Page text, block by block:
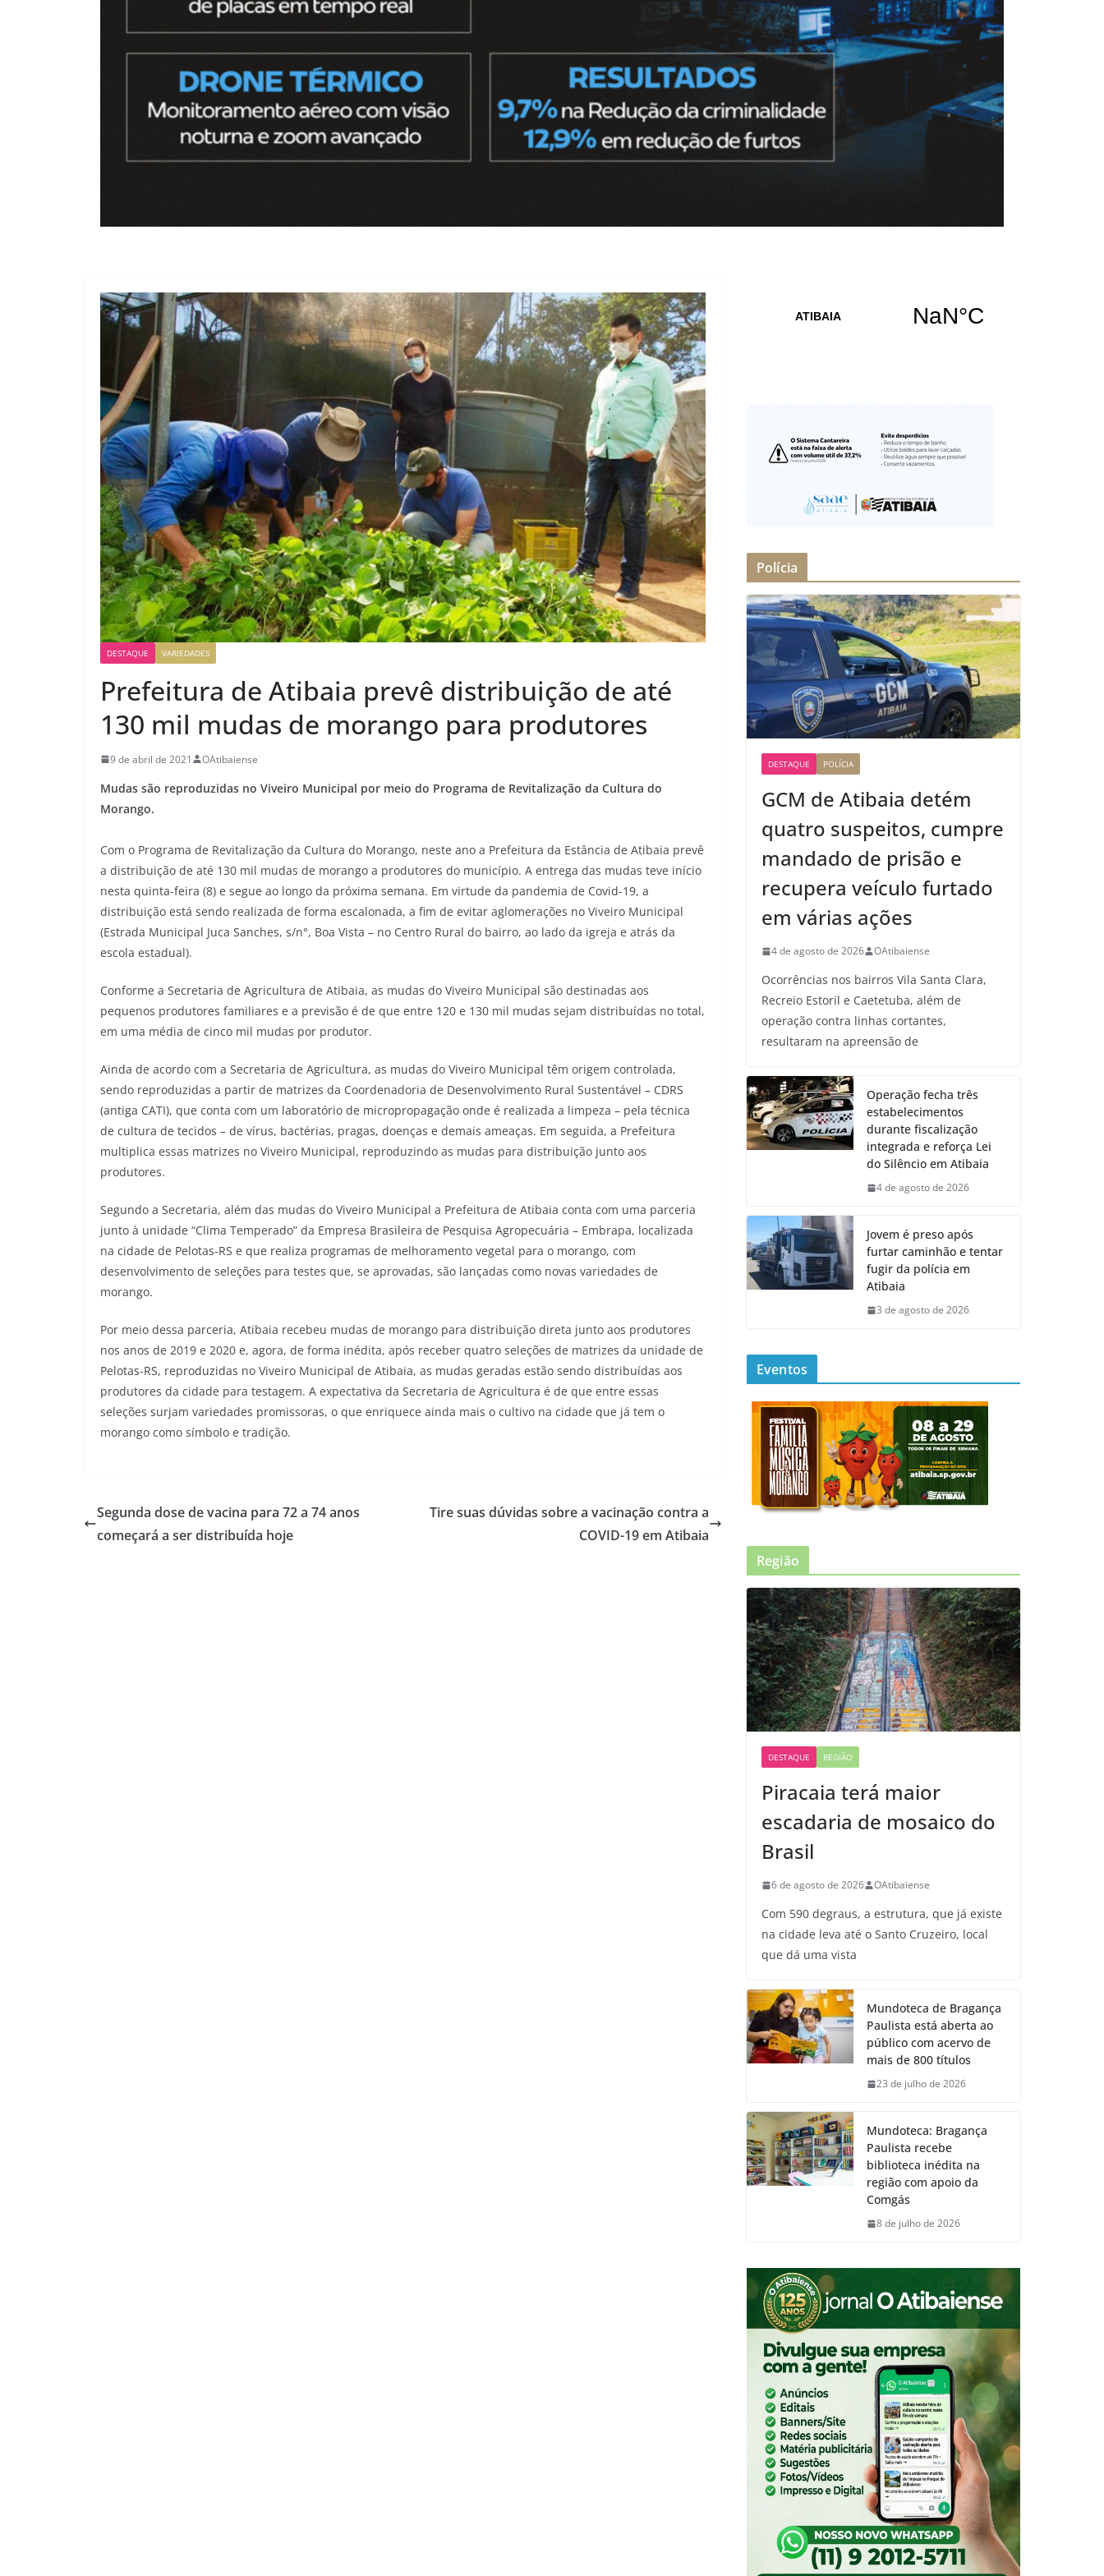
DESTAQUE VARIEDADES
Prefeitura de Atibaia prevê distribuição de até
130 mil mudas de morango para produtores
9 de abril de 2021 OAtibaiense
Mudas são reproduzidas no Viveiro Municipal por meio do Programa de Revitalização da Cultura do
Morango.
Com o Programa de Revitalização da Cultura do Morango, neste ano a Prefeitura da Estância de Atibaia prevê
a distribuição de até 130 mil mudas de morango a produtores do município. A entrega das mudas teve início
nesta quinta-feira (8) e segue ao longo da próxima semana. Em virtude da pandemia de Covid-19, a
distribuição está sendo realizada de forma escalonada, a fim de evitar aglomerações no Viveiro Municipal
(Estrada Municipal Juca Sanches, s/n°, Boa Vista – no Centro Rural do bairro, ao lado da igreja e atrás da
escola estadual).
Conforme a Secretaria de Agricultura de Atibaia, as mudas do Viveiro Municipal são destinadas aos
pequenos produtores familiares e a previsão é de que entre 120 e 130 mil mudas sejam distribuídas no total,
em uma média de cinco mil mudas por produtor.
Ainda de acordo com a Secretaria de Agricultura, as mudas do Viveiro Municipal têm origem controlada,
sendo reproduzidas a partir de matrizes da Coordenadoria de Desenvolvimento Rural Sustentável – CDRS
(antiga CATI), que conta com um laboratório de micropropagação onde é realizada a limpeza – pela técnica
de cultura de tecidos – de vírus, bactérias, pragas, doenças e demais ameaças. Em seguida, a Prefeitura
multiplica essas matrizes no Viveiro Municipal, reproduzindo as mudas para distribuição junto aos
produtores.
Segundo a Secretaria, além das mudas do Viveiro Municipal a Prefeitura de Atibaia conta com uma parceria
junto à unidade “Clima Temperado” da Empresa Brasileira de Pesquisa Agropecuária – Embrapa, localizada
na cidade de Pelotas-RS e que realiza programas de melhoramento vegetal para o morango, com
desenvolvimento de seleções para testes que, se aprovadas, são lançadas como novas variedades de
morango.
Por meio dessa parceria, Atibaia recebeu mudas de morango para distribuição direta junto aos produtores
nos anos de 2019 e 2020 e, agora, de forma inédita, após receber quatro seleções de matrizes da unidade de
Pelotas-RS, reproduzidas no Viveiro Municipal de Atibaia, as mudas geradas estão sendo distribuídas aos
produtores da cidade para testagem. A expectativa da Secretaria de Agricultura é de que entre essas
seleções surjam variedades promissoras, o que enriquece ainda mais o cultivo na cidade que já tem o
morango como símbolo e tradição.
Segunda dose de vacina para 72 a 74 anos
começará a ser distribuída hoje
Tire suas dúvidas sobre a vacinação contra a
COVID-19 em Atibaia
Polícia
DESTAQUE POLÍCIA
GCM de Atibaia detém
quatro suspeitos, cumpre
mandado de prisão e
recupera veículo furtado
em várias ações
4 de agosto de 2026 OAtibaiense
Ocorrências nos bairros Vila Santa Clara,
Recreio Estoril e Caetetuba, além de
operação contra linhas cortantes,
resultaram na apreensão de
Operação fecha três
estabelecimentos
durante fiscalização
integrada e reforça Lei
do Silêncio em Atibaia
4 de agosto de 2026
Jovem é preso após
furtar caminhão e tentar
fugir da polícia em
Atibaia
3 de agosto de 2026
Eventos
Região
DESTAQUE REGIÃO
Piracaia terá maior
escadaria de mosaico do
Brasil
6 de agosto de 2026 OAtibaiense
Com 590 degraus, a estrutura, que já existe
na cidade leva até o Santo Cruzeiro, local
que dá uma vista
Mundoteca de Bragança
Paulista está aberta ao
público com acervo de
mais de 800 títulos
23 de julho de 2026
Mundoteca: Bragança
Paulista recebe
biblioteca inédita na
região com apoio da
Comgás
8 de julho de 2026